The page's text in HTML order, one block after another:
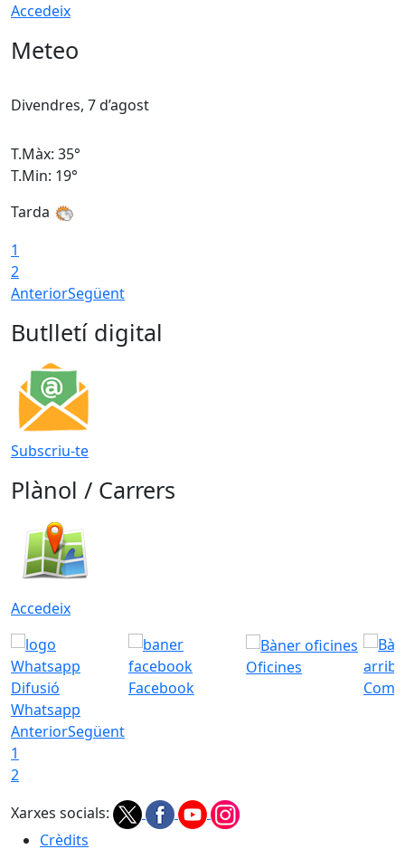
Accedeix
Meteo
Divendres, 7 d’agost
T.Màx: 35°
T.Min: 19°
Tarda
1
2
AnteriorSegüent
Butlletí digital
Subscriu-te
Plànol / Carrers
Accedeix
Difusió
Whatsapp
Facebook
Oficines
Com
AnteriorSegüent
1
2
Xarxes socials:
Crèdits